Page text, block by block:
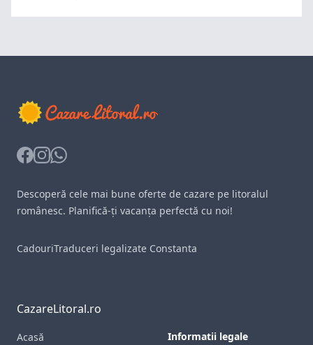
Facebook
Instagram
Whatsapp
Descoperă cele mai bune oferte de cazare pe litoralul
românesc. Planifică-ți vacanța perfectă cu noi!
CadouriTraduceri legalizate Constanta
CazareLitoral.ro
Acasă Informatii legale